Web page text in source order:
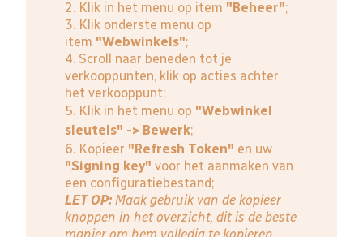
2. Klik in het menu op item "Beheer";
3. Klik onderste menu op
item "Webwinkels";
4. Scroll naar beneden tot je
verkooppunten, klik op acties achter
het verkooppunt;
5. Klik in het menu op "Webwinkel
sleutels" -> Bewerk;
6. Kopieer "Refresh Token" en uw
"Signing key" voor het aanmaken van
een configuratiebestand;
LET OP: Maak gebruik van de kopieer
knoppen in het overzicht, dit is de beste
manier om hem volledig te kopieren.